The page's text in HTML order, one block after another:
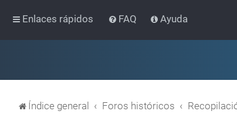
Enlaces rápidos FAQ Ayuda
Índice general Foros históricos